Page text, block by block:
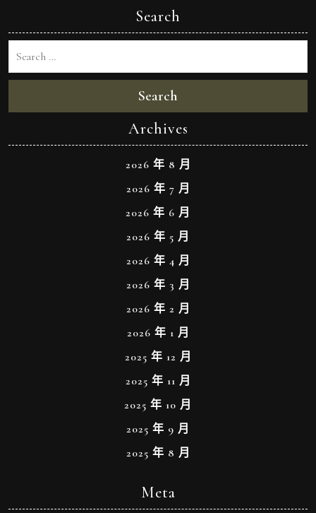
Search
Search
Archives
2026 年 8 月
2026 年 7 月
2026 年 6 月
2026 年 5 月
2026 年 4 月
2026 年 3 月
2026 年 2 月
2026 年 1 月
2025 年 12 月
2025 年 11 月
2025 年 10 月
2025 年 9 月
2025 年 8 月
Meta